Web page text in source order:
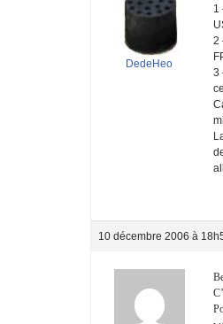
DedeHeo
1
2
3
10 décembre 2006 à